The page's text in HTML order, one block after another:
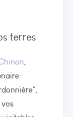
terres
,